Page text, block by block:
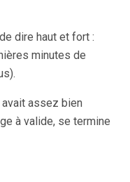
dire haut et fort :
minutes de
assez bien
à valide, se termine